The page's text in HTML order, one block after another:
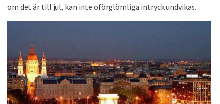
om det är till jul, kan inte oförglömliga intryck undvikas.